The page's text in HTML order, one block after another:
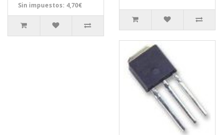
Sin impuestos: 4,70€